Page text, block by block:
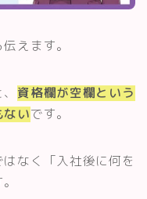
えます。
資格欄が空欄という
いです。
なく「入社後に何を